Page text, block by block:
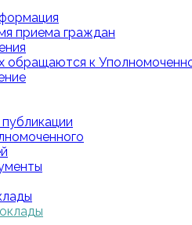
приема граждан
обращаются к